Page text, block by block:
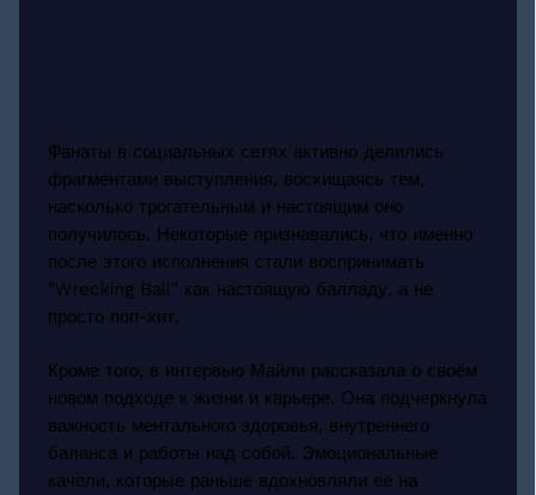
Фанаты в социальных сетях активно делились
фрагментами выступления, восхищаясь тем,
насколько трогательным и настоящим оно
получилось. Некоторые признавались, что именно
после этого исполнения стали воспринимать
"Wrecking Ball" как настоящую балладу, а не
просто поп-хит.
Кроме того, в интервью Майли рассказала о своём
новом подходе к жизни и карьере. Она подчеркнула
важность ментального здоровья, внутреннего
баланса и работы над собой. Эмоциональные
качели, которые раньше вдохновляли её на